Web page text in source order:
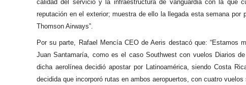
calidad del servicio y la infraestructura de vanguardia con la que
reputación en el exterior; muestra de ello la llegada esta semana
Thomson Airways”.
Por su parte, Rafael Mencía CEO de Aeris destacó que: “Estamos
Juan Santamaría, como es el caso Southwest con vuelos Diarios
dicha aerolínea decidió apostar por Latinoamérica, siendo Costa
decidida que incorporó rutas en ambos aeropuertos, con cuatro